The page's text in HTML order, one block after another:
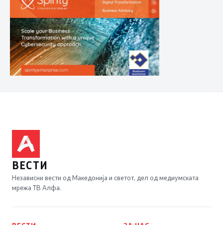
ВЕСТИ
Независни вести од Македонија и светот, дел од медиумската
мрежа ТВ Алфа.